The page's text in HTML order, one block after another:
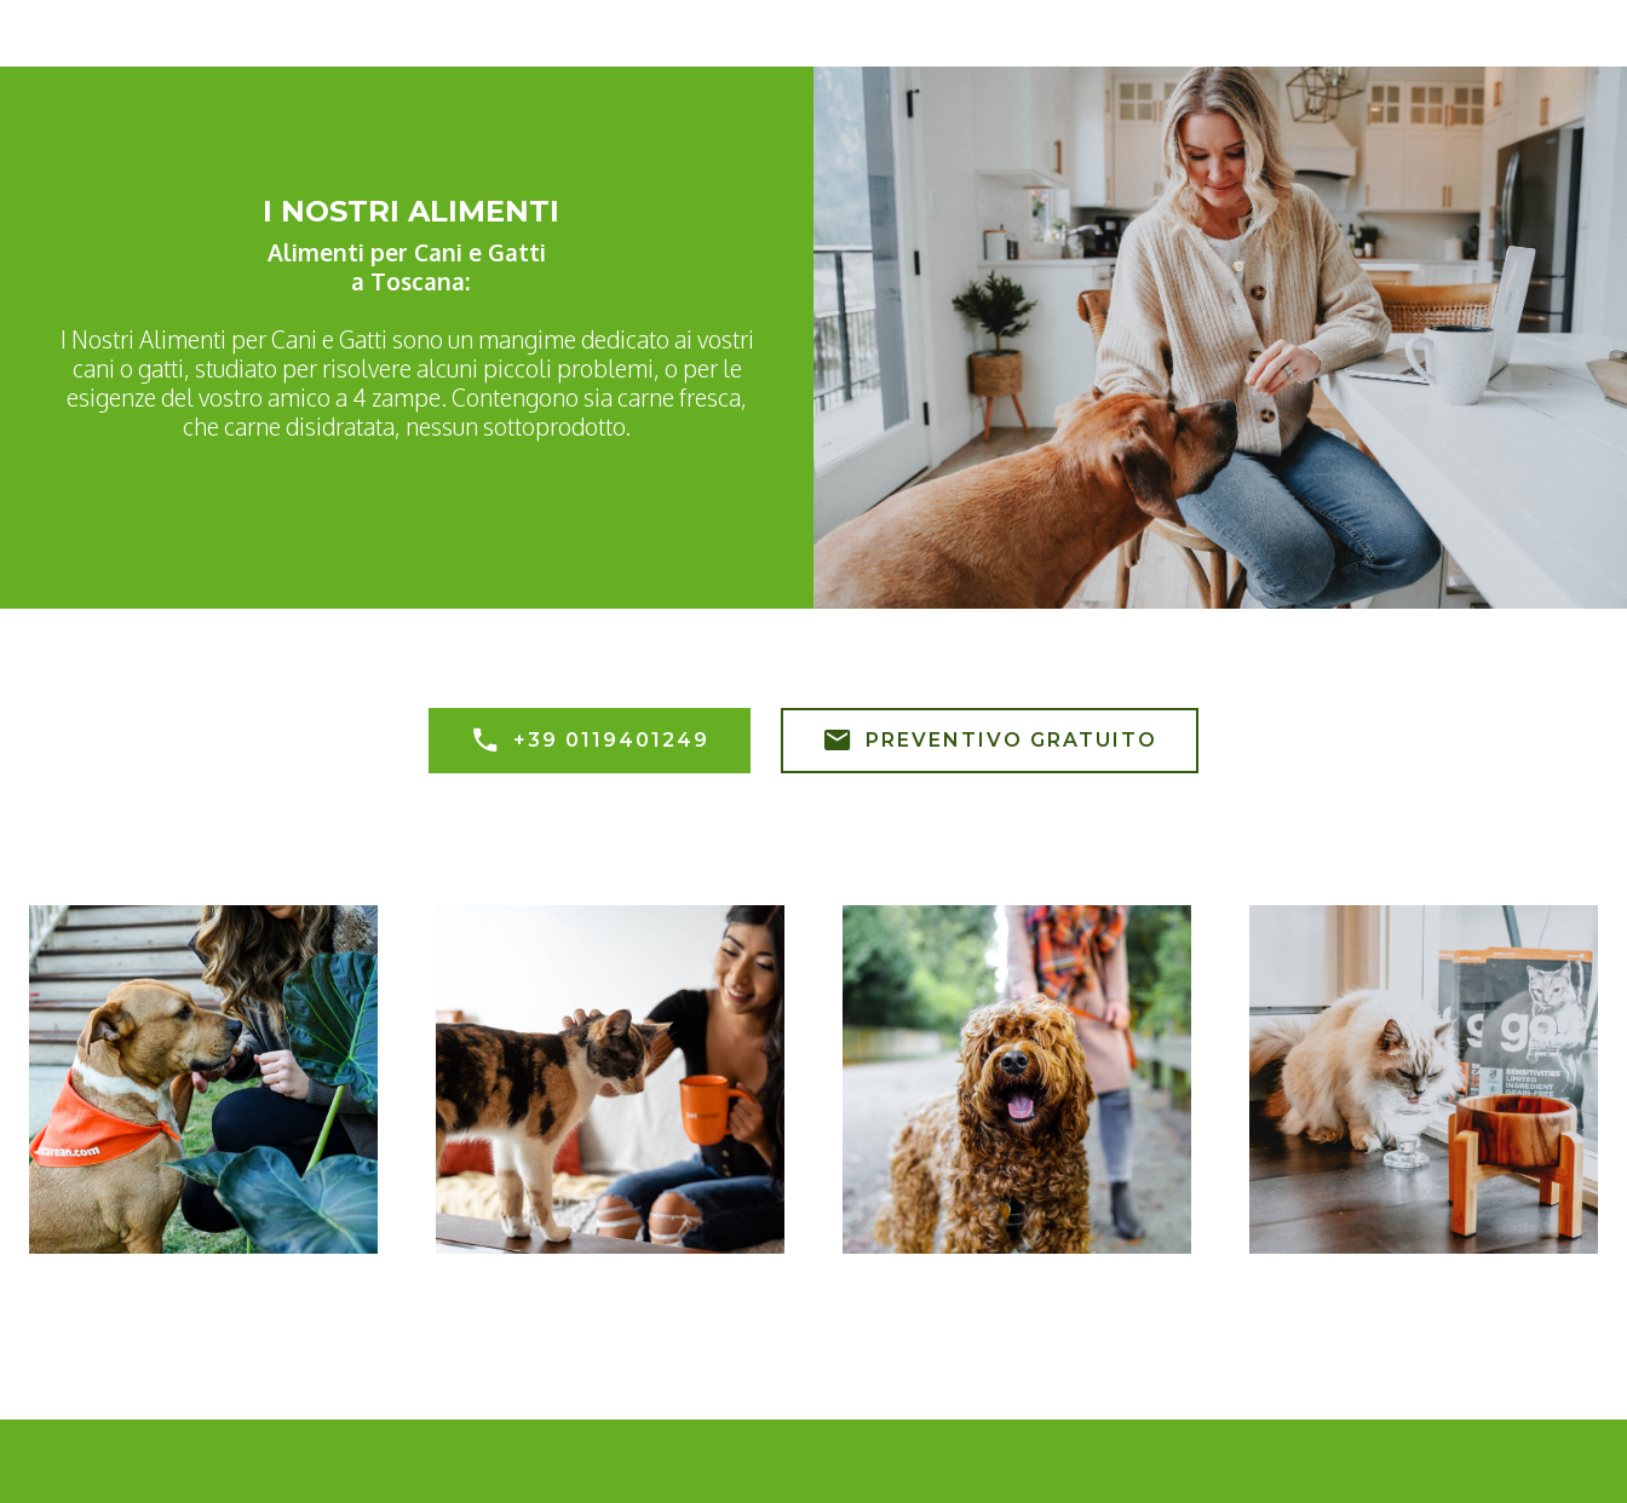
I NOSTRI ALIMENTI
Alimenti per Cani e Gatti
a Toscana:
I Nostri Alimenti per Cani e Gatti sono un mangime dedicato ai vostri
cani o gatti, studiato per risolvere alcuni piccoli problemi, o per le
esigenze del vostro amico a 4 zampe. Contengono sia carne fresca,
che carne disidratata, nessun sottoprodotto.
+39 0119401249 PREVENTIVO GRATUITO